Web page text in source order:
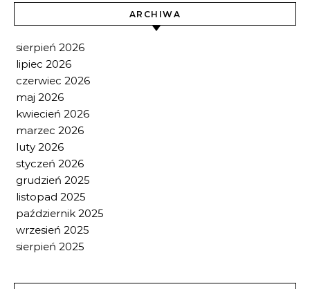
ARCHIWA
sierpień 2026
lipiec 2026
czerwiec 2026
maj 2026
kwiecień 2026
marzec 2026
luty 2026
styczeń 2026
grudzień 2025
listopad 2025
październik 2025
wrzesień 2025
sierpień 2025